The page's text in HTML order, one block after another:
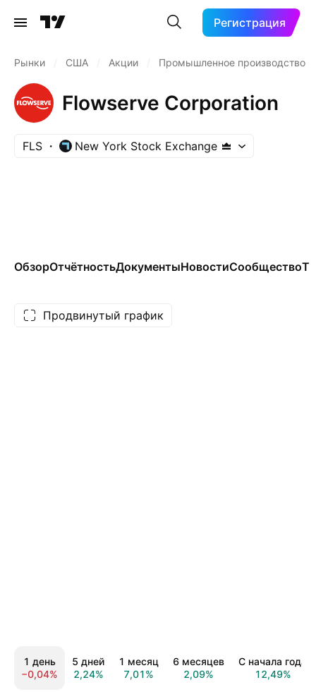
Регистрация
Рынки США Акции Промышленное производство
Flowserve Corporation
FLS New York Stock Exchange
ОбзорОтчётностьДокументыНовостиСообщество
Продвинутый график
1 день
−0,04%
5 дней
2,24%
1 месяц
7,01%
6 месяцев
2,09%
С начала года
12,49%